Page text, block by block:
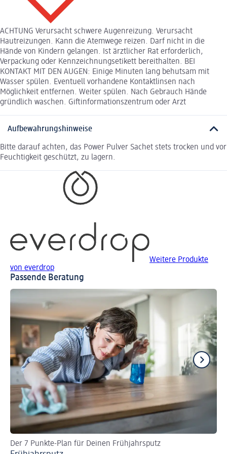
ACHTUNG Verursacht schwere Augenreizung. Verursacht
Hautreizungen. Kann die Atemwege reizen. Darf nicht in die
Hände von Kindern gelangen. Ist ärztlicher Rat erforderlich,
Verpackung oder Kennzeichnungsetikett bereithalten. BEI
KONTAKT MIT DEN AUGEN: Einige Minuten lang behutsam mit
Wasser spülen. Eventuell vorhandene Kontaktlinsen nach
Möglichkeit entfernen. Weiter spülen. Nach Gebrauch Hände
gründlich waschen. Giftinformationszentrum oder Arzt
Aufbewahrungshinweise
Bitte darauf achten, das Power Pulver Sachet stets trocken und vor
Feuchtigkeit geschützt, zu lagern.
Weitere Produkte
von everdrop
Passende Beratung
Der 7 Punkte-Plan für Deinen Frühjahrsputz